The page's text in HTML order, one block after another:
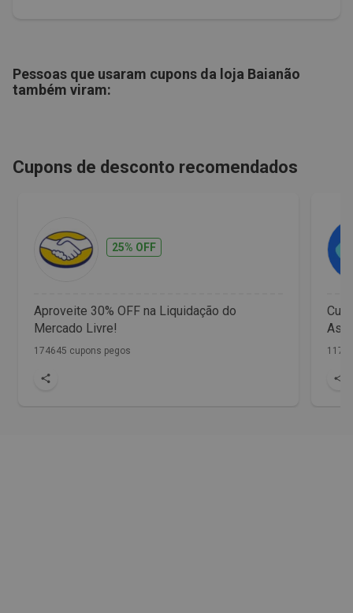
Pessoas que usaram cupons da loja Baianão
também viram:
Cupons de desconto recomendados
25% OFF
Aproveite 30% OFF na Liquidação do
Mercado Livre!
174645 cupons pegos 1172